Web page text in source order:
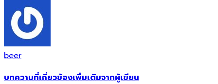
beer
บทความที่เกี่ยวข้องเพิ่มเติมจากผู้เขียน